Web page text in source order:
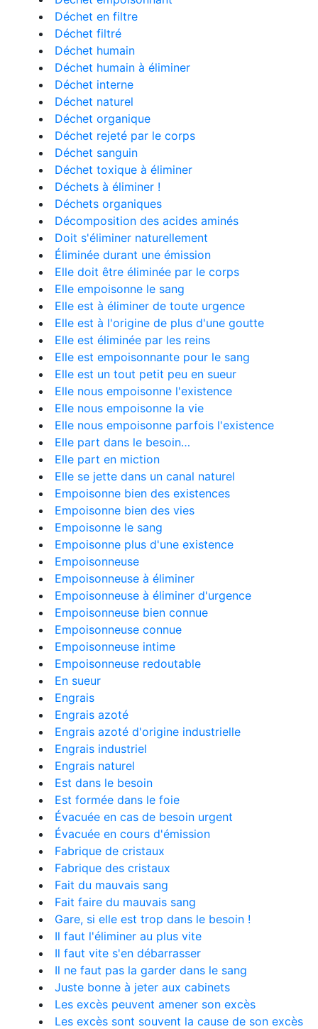
Déchet en filtre
Déchet filtré
Déchet humain
Déchet humain à éliminer
Déchet interne
Déchet naturel
Déchet organique
Déchet rejeté par le corps
Déchet sanguin
Déchet toxique à éliminer
Déchets à éliminer !
Déchets organiques
Décomposition des acides aminés
Doit s'éliminer naturellement
Éliminée durant une émission
Elle doit être éliminée par le corps
Elle empoisonne le sang
Elle est à éliminer de toute urgence
Elle est à l'origine de plus d'une goutte
Elle est éliminée par les reins
Elle est empoisonnante pour le sang
Elle est un tout petit peu en sueur
Elle nous empoisonne l'existence
Elle nous empoisonne la vie
Elle nous empoisonne parfois l'existence
Elle part dans le besoin…
Elle part en miction
Elle se jette dans un canal naturel
Empoisonne bien des existences
Empoisonne bien des vies
Empoisonne le sang
Empoisonne plus d'une existence
Empoisonneuse
Empoisonneuse à éliminer
Empoisonneuse à éliminer d'urgence
Empoisonneuse bien connue
Empoisonneuse connue
Empoisonneuse intime
Empoisonneuse redoutable
En sueur
Engrais
Engrais azoté
Engrais azoté d'origine industrielle
Engrais industriel
Engrais naturel
Est dans le besoin
Est formée dans le foie
Évacuée en cas de besoin urgent
Évacuée en cours d'émission
Fabrique de cristaux
Fabrique des cristaux
Fait du mauvais sang
Fait faire du mauvais sang
Gare, si elle est trop dans le besoin !
Il faut l'éliminer au plus vite
Il faut vite s'en débarrasser
Il ne faut pas la garder dans le sang
Juste bonne à jeter aux cabinets
Les excès peuvent amener son excès
Les excès sont souvent la cause de son excès